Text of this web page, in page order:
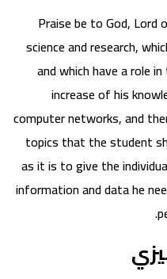
Praise be to God,
science and research,
and which have a role
increase of his
computer networks, and
topics that the student
as it is to give the
information and data he